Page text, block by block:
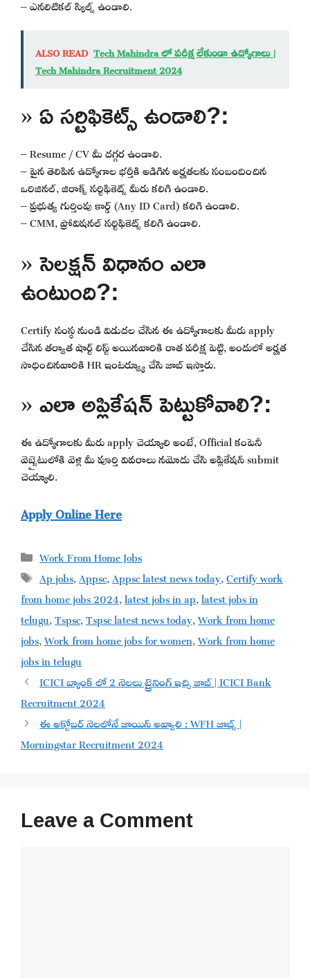
ALSO READ Tech Mahindra లో పరీక్ష లేకుండా ఉద్యోగాలు |
Tech Mahindra Recruitment 2024
» ఏ సర్టిఫికెట్స్ ఉండాలి?:
– Resume / CV మీ దగ్గర ఉండాలి.
– పైన తెలిపిన ఉద్యోగాల భర్తీకి అడిగిన అర్హతలకు సంబందించిన
ఒరిజినల్, జిరాక్స్ సర్టిఫికెట్స్ మీరు కలిగి ఉండాలి.
– ప్రభుత్వ గుర్తింపు కార్డ్ (Any ID Card) కలిగి ఉండాలి.
– CMM, ప్రోవిషనల్ సర్టిఫికెట్స్ కలిగి ఉండాలి.
» సెలక్షన్ విధానం ఎలా
ఉంటుంది?:
Certify సంస్థ నుండి విడుదల చేసిన ఈ ఉద్యోగాలకు మీరు apply
చేసిన తర్వాత షార్ట్ లిస్ట్ అయినవారికి రాత పరీక్ష పెట్టి, అందులో అర్హత
సాధించినవారికి HR ఇంటర్వ్యూ చేసి జాబ్ ఇస్తారు.
» ఎలా అప్లికేషన్ పెట్టుకోవాలి?:
ఈ ఉద్యోగాలకు మీరు apply చెయ్యాలి అంటే, Official కంపెనీ
వెబ్సైటులోకి వెళ్లి మీ పూర్తి వివరాలు నమోదు చేసి అప్లికేషన్ submit
చెయ్యాలి.
Apply Online Here
Categories
Work From Home Jobs
Tags
Ap jobs,Appsc,Appsc latest news today,Certify work
from home jobs 2024,latest jobs in ap,latest jobs in
telugu,Tspsc,Tspsc latest news today,Work from home
jobs,Work from home jobs for women,Work from home
jobs in telugu
ICICI బ్యాంక్ లో 2 నెలలు ట్రైనింగ్ ఇచ్చి జాబ్ | ICICI Bank
Recruitment 2024
ఈ అక్టోబర్ నెలలోనే జాయిన్ అవ్వాలి : WFH జాబ్స్ |
Morningstar Recruitment 2024
Leave a Comment